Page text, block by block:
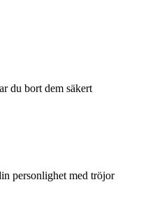
du bort dem säkert
personlighet med tröjor